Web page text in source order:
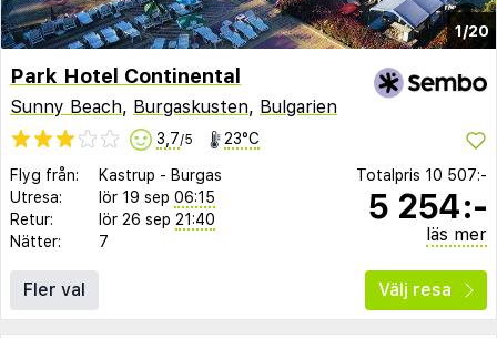
1/20
Park Hotel Continental
Sunny Beach, Burgaskusten, Bulgarien
3,7/5 23°C
Flyg från: Kastrup - Burgas
Utresa:
lör 19 sep 06:15
Retur:
lör 26 sep 21:40
Nätter:
7
Totalpris 10 507:-
5 254:-
läs mer
Fler val Välj resa